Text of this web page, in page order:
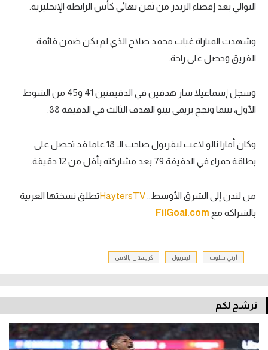
التوالي بعد إقصاء الريدز من ثمن نهائي كأس الرابطة الإنجليزية.
وشهدت المباراة غياب محمد صلاح الذي لم يكن ضمن قائمة
الفريق وحصل على راحة.
وسجل إسماعيلا سار هدفين في الدقيقتين 41 و45 من الشوط
الأول، بينما ونجح يريمي بينو الهدف الثالث في الدقيقة 88.
وكان أمارا نالو لاعب ليفربول صاحب الـ 18 عاما قد تحصل على
بطاقة حمراء في الدقيقة 79 بعد مشاركته بأقل من 12 دقيقة.
من لندن إلى الشرق الأوسط.. HaytersTVتطلق نسختها العربية
بالشراكة مع FilGoal.com
أرني سلوت ليفربول كريستال بالاس
نرشح لكم